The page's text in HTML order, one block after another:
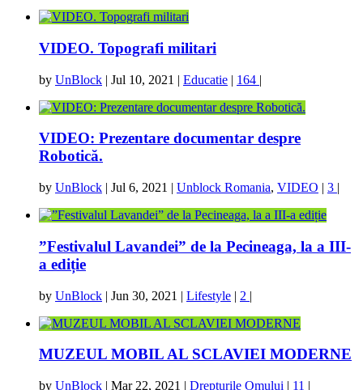
VIDEO. Topografi militari
by UnBlock | Jul 10, 2021 | Educatie | 164 |
VIDEO: Prezentare documentar despre
Robotică.
by UnBlock | Jul 6, 2021 | Unblock Romania, VIDEO | 3 |
”Festivalul Lavandei” de la Pecineaga, la a III-
a ediție
by UnBlock | Jun 30, 2021 | Lifestyle | 2 |
MUZEUL MOBIL AL SCLAVIEI MODERNE
by UnBlock | Mar 22, 2021 | Drepturile Omului | 11 |